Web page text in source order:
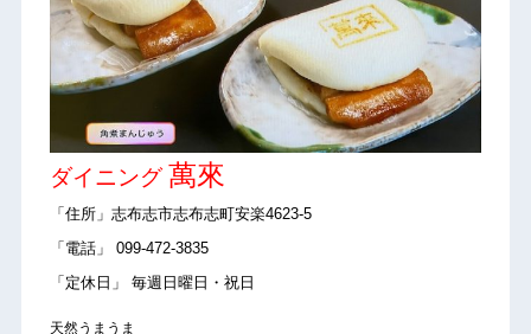
ダイニング萬來
「住所」志布志市志布志町安楽4623-5
「電話」 099-472-3835
「定休日」 毎週日曜日・祝日
天然うまうま